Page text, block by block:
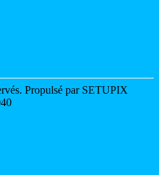
Propulsé par SETUPIX